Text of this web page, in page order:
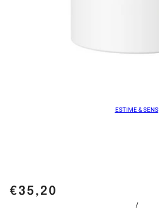
ESTIME & SENS
€35,20
/